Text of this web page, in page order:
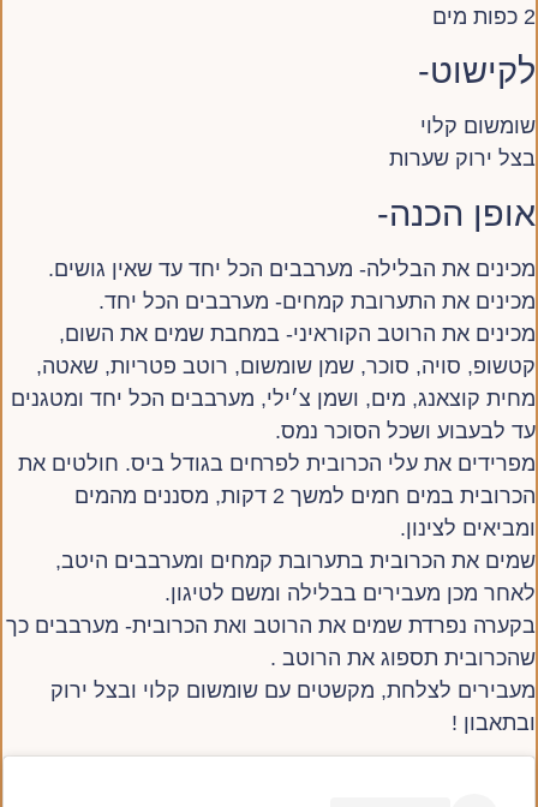
2 כפות מים
לקישוט-
שומשום קלוי
בצל ירוק שערות
אופן הכנה-
מכינים את הבלילה- מערבבים הכל יחד עד שאין גושים.
מכינים את התערובת קמחים- מערבבים הכל יחד.
מכינים את הרוטב הקוראיני- במחבת שמים את השום,
קטשופ, סויה, סוכר, שמן שומשום, רוטב פטריות, שאטה,
מחית קוצאנג, מים, ושמן צ׳ילי, מערבבים הכל יחד ומטגנים
עד לבעבוע ושכל הסוכר נמס.
מפרידים את עלי הכרובית לפרחים בגודל ביס. חולטים את
הכרובית במים חמים למשך 2 דקות, מסננים מהמים
ומביאים לצינון.
שמים את הכרובית בתערובת קמחים ומערבבים היטב,
לאחר מכן מעבירים בבלילה ומשם לטיגון.
בקערה נפרדת שמים את הרוטב ואת הכרובית- מערבבים כך
שהכרובית תספוג את הרוטב .
מעבירים לצלחת, מקשטים עם שומשום קלוי ובצל ירוק
ובתאבון !